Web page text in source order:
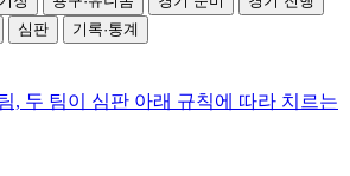
심판 기록·통계
, 두 팀이 심판 아래 규칙에 따라 치르는